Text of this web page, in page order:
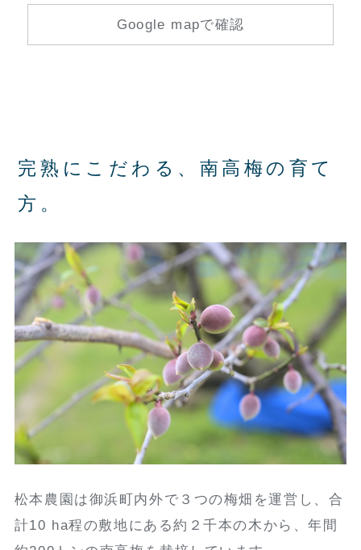
Google mapで確認
完熟にこだわる、南高梅の育て
方。
松本農園は御浜町内外で３つの梅畑を運営し、合
計10 ha程の敷地にある約２千本の木から、年間